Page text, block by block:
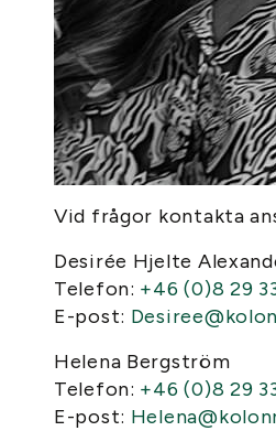
Vid frågor kontakta
Desirée Hjelte
Telefon: +46 (0)8 29
E-post:
Helena Bergström
Telefon: +46 (0)8 29
E-post: